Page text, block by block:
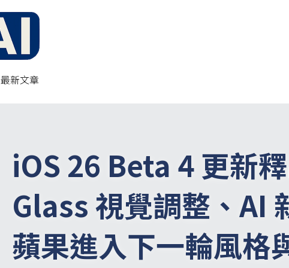
最新文章
iOS 26 Beta 4 更新
Glass 視覺調整、AI
蘋果進入下一輪風格